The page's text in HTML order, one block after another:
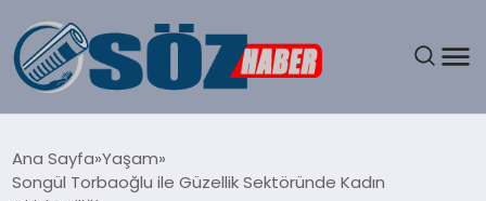
SPOR
Ana Sayfa Yaşam
Songül Torbaoğlu ile Güzellik Sektöründe Kadın